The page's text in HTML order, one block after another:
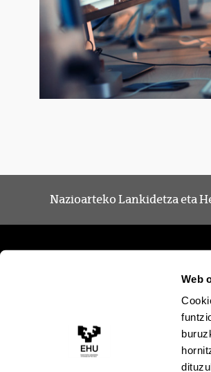
Web
Nazioarteko Lankidetza eta